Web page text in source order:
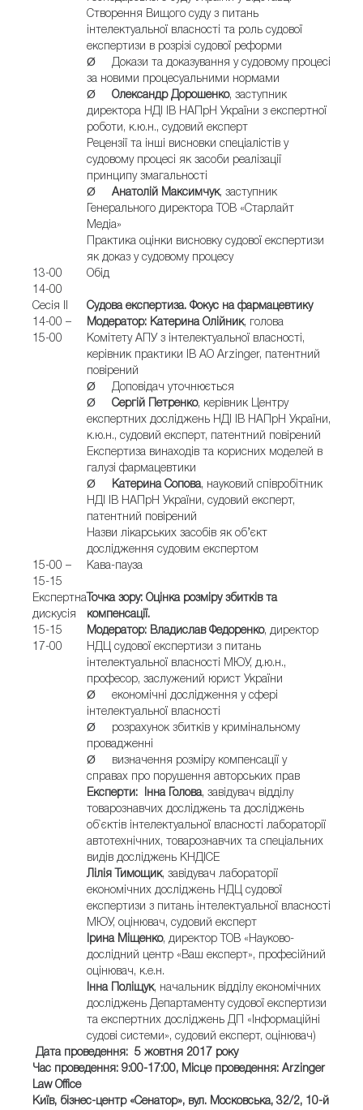
Створення Вищого суду з питань
інтелектуальної власності та роль судової
експертизи в розрізі судової реформи
Ø Докази та доказування у судовому процесі
за новими процесуальними нормами
Ø Олександр Дорошенко, заступник
директора НДІ ІВ НАПрН України з експертної
роботи, к.ю.н., судовий експерт
Рецензії та інші висновки спеціалістів у
судовому процесі як засоби реалізації
принципу змагальності
Ø Анатолій Максимчук, заступник
Генерального директора ТОВ «Старлайт
Медіа»
Практика оцінки висновку судової експертизи
як доказ у судовому процесу
13-00
14-00
Обід
Сесія ІІ
14-00 –
15-00
Судова експертиза. Фокус на фармацевтику
Модератор: Катерина Олійник, голова
Комітету АПУ з інтелектуальної власності,
керівник практики ІВ АО Arzinger, патентний
повірений
Ø Доповідач уточнюється
Ø Сергій Петренко, керівник Центру
експертних досліджень НДІ ІВ НАПрН України,
к.ю.н., судовий експерт, патентний повірений
Експертиза винаходів та корисних моделей в
галузі фармацевтики
Ø
Катерина Сопова, науковий співробітник
НДІ ІВ НАПрН України, судовий експерт,
патентний повірений
Назви лікарських засобів як об’єкт
дослідження судовим експертом
15-00 –
15-15
Кава-пауза
Експертна
дискусія
15-15
17-00
очка зору: Оцінка розміру збитків та
компенсації.
Модератор: Владислав Федоренко, директор
НДЦ судової експертизи з питань
інтелектуальної власності МЮУ, д.ю.н.,
професор, заслужений юрист України
Ø економічні дослідження у сфері
інтелектуальної власності
Ø розрахунок збитків у кримінальному
провадженні
Ø визначення розміру компенсації у
справах про порушення авторських прав
Експерти: Інна Голова, завідувач відділу
товарознавчих досліджень та досліджень
об`єктів інтелектуальної власності лабораторії
автотехнічних, товарознавчих та спеціальних
видів досліджень КНДІСЕ
Лілія Тимощик, завідувач лабораторії
економічних досліджень НДЦ судової
експертизи з питань інтелектуальної власності
МЮУ, оцінювач, судовий експерт
Ірина Міщенко, директор ТОВ «Науково-
дослідний центр «Ваш експерт», професійний
оцінювач, к.е.н.
Інна Поліщук, начальник відділу економічних
досліджень Департаменту судової експертизи
та експертних досліджень ДП «Інформаційні
судові системи», судовий експерт, оцінювач)
Дата проведення: 5 жовтня 2017 року
Час проведення: 9:00-17:00, Місце проведення: Arzinger
Law Office
Київ, бізнес-центр «Сенатор», вул. Московська, 32/2, 10-й